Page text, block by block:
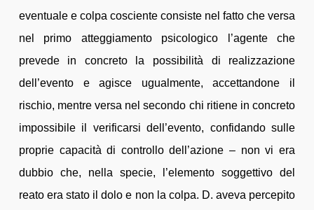
eventuale e colpa cosciente consiste nel fatto che versa
nel primo atteggiamento psicologico l’agente che
prevede in concreto la possibilità di realizzazione
dell’evento e agisce ugualmente, accettandone il
rischio, mentre versa nel secondo chi ritiene in concreto
impossibile il verificarsi dell’evento, confidando sulle
proprie capacità di controllo dell’azione – non vi era
dubbio che, nella specie, l’elemento soggettivo del
reato era stato il dolo e non la colpa. D. aveva percepito